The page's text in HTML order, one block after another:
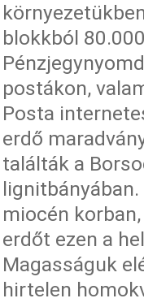
blokkból
postákon,
Posta
erdő
találták a
miocén
erdőt ezen a
Magasságuk
hirtelen